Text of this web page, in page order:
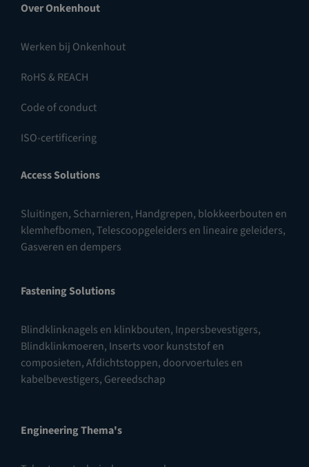
Over Onkenhout
Werken bij Onkenhout
RoHS & REACH
Code of conduct
ISO-certificering
Access Solutions
Sluitingen, Scharnieren, Handgrepen, blokkeerbouten en
klemhefbomen,Telescoopgeleiders en lineaire geleiders,
Gasveren en dempers
Fastening Solutions
Blindklinknagels en klinkbouten, Inpersbevestigers,
Blindklinkmoeren, Inserts voor kunststof en
composieten,Afdichtstoppen, doorvoertules en
kabelbevestigers, Gereedschap
Engineering Thema's